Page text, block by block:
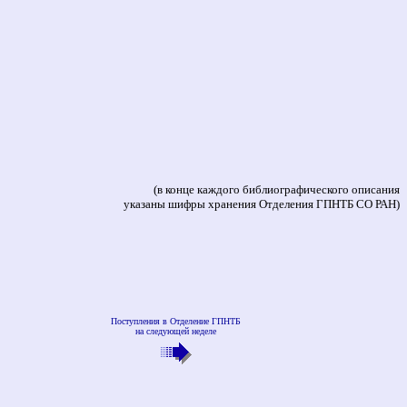
(в конце каждого библиографического описания
указаны шифры хранения Отделения ГПНТБ СО РАН)
Поступления в Отделение ГПНТБ
на следующей неделе